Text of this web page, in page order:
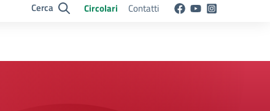
Cerca Circolari Contatti